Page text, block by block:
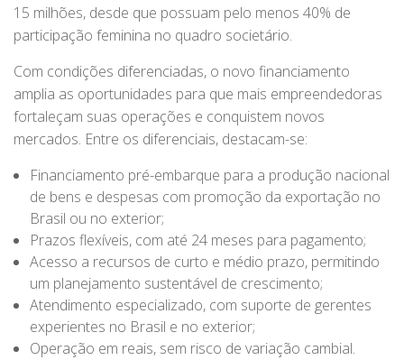
15 milhões, desde que possuam pelo menos 40% de
participação feminina no quadro societário.
Com condições diferenciadas, o novo financiamento
amplia as oportunidades para que mais empreendedoras
fortaleçam suas operações e conquistem novos
mercados. Entre os diferenciais, destacam-se:
Financiamento pré-embarque para a produção nacional
de bens e despesas com promoção da exportação no
Brasil ou no exterior;
Prazos flexíveis, com até 24 meses para pagamento;
Acesso a recursos de curto e médio prazo, permitindo
um planejamento sustentável de crescimento;
Atendimento especializado, com suporte de gerentes
experientes no Brasil e no exterior;
Operação em reais, sem risco de variação cambial.